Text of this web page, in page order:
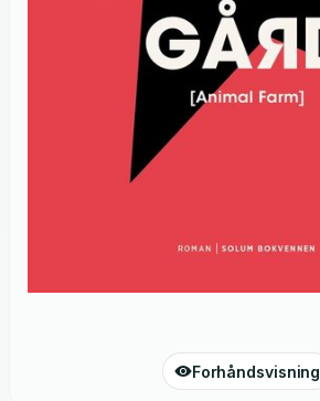
Forhåndsvisning